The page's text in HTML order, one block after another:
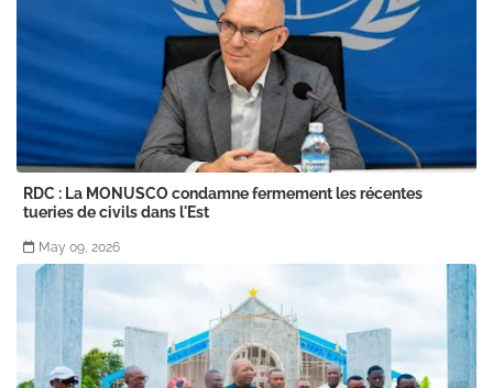
RDC : La MONUSCO condamne fermement les récentes
tueries de civils dans l'Est
May 09, 2026